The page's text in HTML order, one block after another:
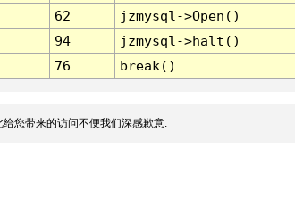
62
jzmysql->Open()
94
jzmysql->halt()
76 break()
您带来的访问不便我们深感歉意.